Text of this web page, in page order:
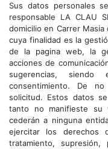
Sus datos personales
responsable LA CLAU
domicilio en Carrer Masia
cuya finalidad es la
de la pagina web, la
acciones de
sugerencias,
consentimiento. De
solicitud. Estos datos
tanto no manifieste su
cederán a ninguna
ejercitar los derechos
tratamiento, supresión,